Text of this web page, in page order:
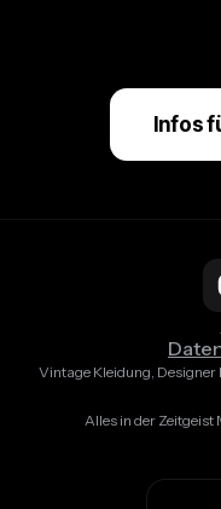
Infos
Vintage Kleidung,
Alles in der